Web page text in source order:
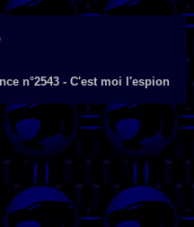
n°2543 - C'est moi l'espion